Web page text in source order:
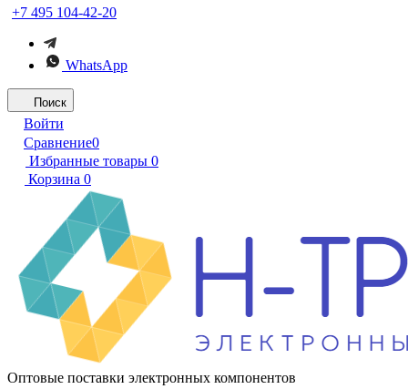
+7 495 104-42-20
WhatsApp
Поиск
Войти
Сравнение0
Избранные товары 0
Корзина 0
Оптовые поставки электронных компонентов